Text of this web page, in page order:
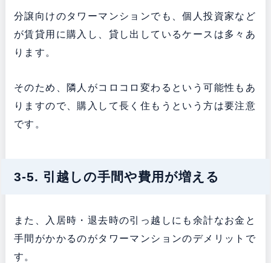
分譲向けのタワーマンションでも、個人投資家など
が賃貸用に購入し、貸し出しているケースは多々あ
ります。
そのため、隣人がコロコロ変わるという可能性もあ
りますので、購入して長く住もうという方は要注意
です。
3-5. 引越しの手間や費用が増える
また、入居時・退去時の引っ越しにも余計なお金と
手間がかかるのがタワーマンションのデメリットで
す。